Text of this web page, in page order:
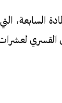
التي